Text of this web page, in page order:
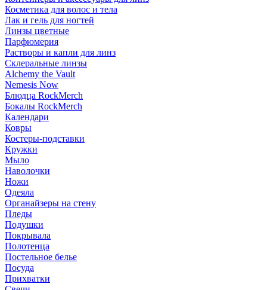
Косметика для волос и тела
Лак и гель для ногтей
Линзы цветные
Парфюмерия
Растворы и капли для линз
Склеральные линзы
Alchemy the Vault
Nemesis Now
Блюдца RockMerch
Бокалы RockMerch
Календари
Ковры
Костеры-подставки
Кружки
Мыло
Наволочки
Ножи
Одеяла
Органайзеры на стену
Пледы
Подушки
Покрывала
Полотенца
Постельное белье
Посуда
Прихватки